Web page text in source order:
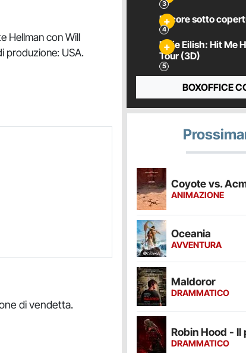
Hellman con Will
produzione: USA.
di vendetta.
Pecore sotto
Billie Eilish: Hit Me
Tour (3D)
BOXOFFICE
Coyote vs.
ANIMAZIONE
Oceania
AVVENTURA
Maldoror
DRAMMATICO
Robin Hood - Il
DRAMMATICO